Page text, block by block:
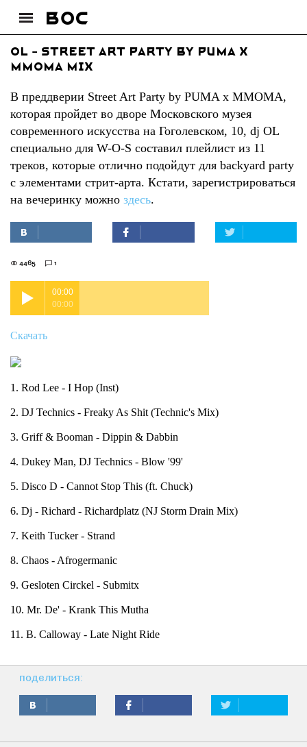
OL - Street Art Party by PUMA x
MMOMA mix
В преддверии Street Art Party by PUMA x MMOMA,
которая пройдет во дворе Московского музея
современного искусства на Гоголевском, 10, dj OL
специально для W-O-S составил плейлист из 11
треков, которые отлично подойдут для backyard party
с элементами стрит-арта. Кстати, зарегистрироваться
на вечеринку можно здесь.
4465 1
00:00
00:00
Скачать
1. Rod Lee - I Hop (Inst)
2. DJ Technics - Freaky As Shit (Technic's Mix)
3. Griff & Booman - Dippin & Dabbin
4. Dukey Man, DJ Technics - Blow '99'
5. Disco D - Cannot Stop This (ft. Chuck)
6. Dj - Richard - Richardplatz (NJ Storm Drain Mix)
7. Keith Tucker - Strand
8. Chaos - Afrogermanic
9. Gesloten Circkel - Submitx
10. Mr. De' - Krank This Mutha
11. B. Calloway - Late Night Ride
поделиться: